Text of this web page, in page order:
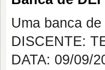
Uma banca
DISCENTE:
DATA: 09/09/